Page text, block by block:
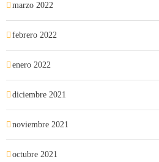
marzo 2022
febrero 2022
enero 2022
diciembre 2021
noviembre 2021
octubre 2021